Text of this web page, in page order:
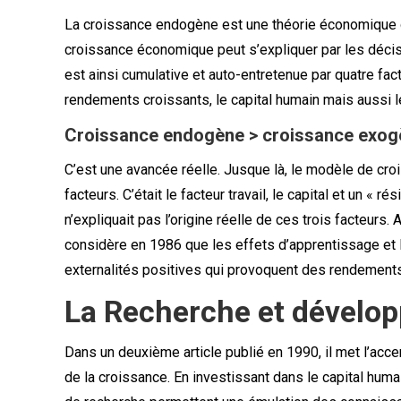
La croissance endogène est une théorie
croissance économique peut s’expliquer par les
est ainsi cumulative et auto-entretenue par quatre
rendements croissants, le capital humain mais
Croissance endogène > croissance
C’est une avancée réelle. Jusque là, le modèle de
facteurs. C’était le facteur travail, le capital et un «
n’expliquait pas l’origine réelle de ces trois
considère en 1986 que les effets d’apprentissage
externalités positives qui provoquent des
La Recherche et
Dans un deuxième article publié en 1990, il met
de la croissance. En investissant dans le capital